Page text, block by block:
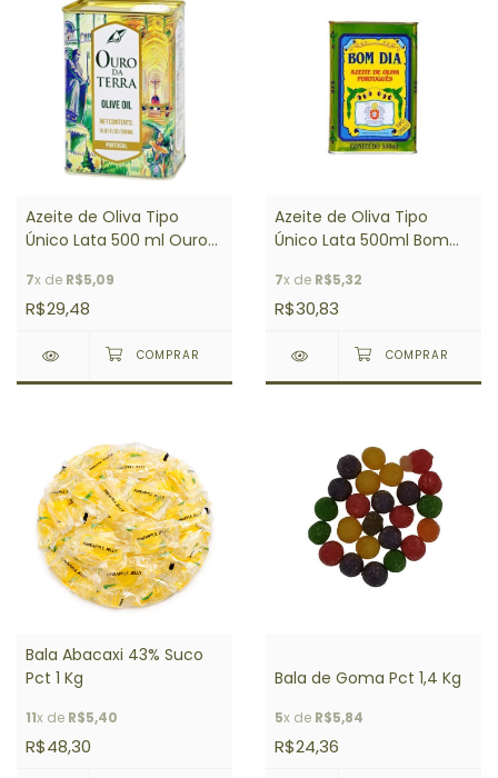
Azeite de Oliva Tipo
Único Lata 500 ml Ouro
7x de R$5,09
R$29,48
Azeite de Oliva Tipo
Único Lata 500ml Bom
7x de R$5,32
R$30,83
Bala Abacaxi 43% Suco
Pct 1 Kg
11x de R$5,40
R$48,30
Bala de Goma Pct 1,4 Kg
5x de R$5,84
R$24,36